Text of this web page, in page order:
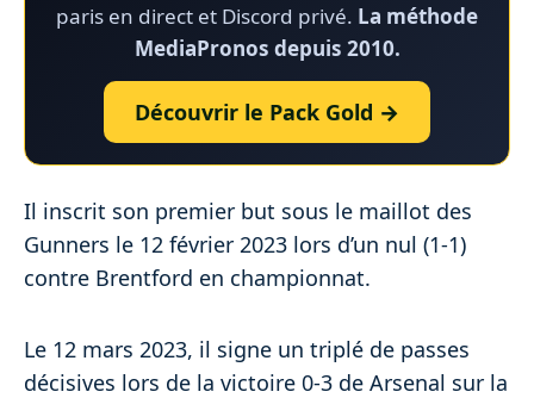
paris en direct et Discord privé. La méthode
MediaPronos depuis 2010.
Découvrir le Pack Gold →
Il inscrit son premier but sous le maillot des
Gunners le 12 février 2023 lors d’un nul (1-1)
contre Brentford en championnat.
Le 12 mars 2023, il signe un triplé de passes
décisives lors de la victoire 0-3 de Arsenal sur la